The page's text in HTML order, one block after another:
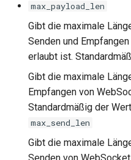
limit-traffic-rate
live-common
log-sqlite
log-var-set
max_payload_len
Gibt die maximale
Senden und
erlaubt ist.
Gibt die maximale
Empfangen von
Standardmäßig der
max_send_len
Gibt die maximale